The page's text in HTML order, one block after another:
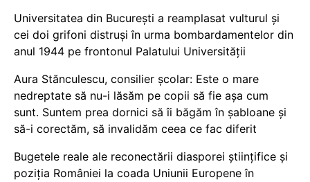
Universitatea din București a reamplasat vulturul și
cei doi grifoni distruși în urma bombardamentelor din
anul 1944 pe frontonul Palatului Universității
Aura Stănculescu, consilier școlar: Este o mare
nedreptate să nu-i lăsăm pe copii să fie așa cum
sunt. Suntem prea dornici să îi băgăm în șabloane și
să-i corectăm, să invalidăm ceea ce fac diferit
Bugetele reale ale reconectării diasporei științifice și
poziția României la coada Uniunii Europene în